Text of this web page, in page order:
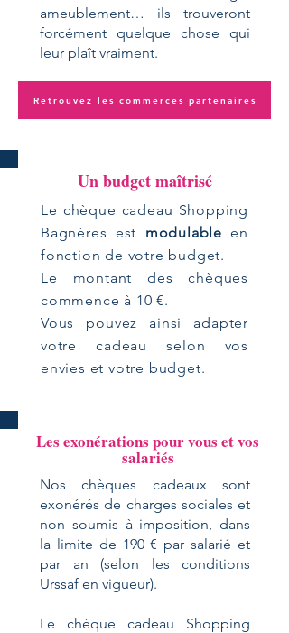
ameublement… ils trouveront
forcément quelque chose qui
leur plaît vraiment.
Retrouvez les commerces partenaires
Un budget maîtrisé
Le chèque cadeau Shopping
Bagnères est modulable en
fonction de votre budget.
Le montant des chèques
commence à 10 €.
Vous pouvez ainsi adapter
votre cadeau selon vos
envies et votre budget.
Les exonérations pour vous et vos
salariés
Nos chèques cadeaux sont
exonérés de charges sociales et
non soumis à imposition, dans
la limite de 190 € par salarié et
par an (selon les conditions
Urssaf en vigueur).
Le chèque cadeau Shopping